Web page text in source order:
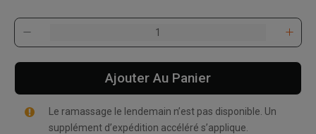
Ajouter Au Panier
Le ramassage le lendemain n’est pas disponible. Un
supplément d’expédition accéléré s’applique.